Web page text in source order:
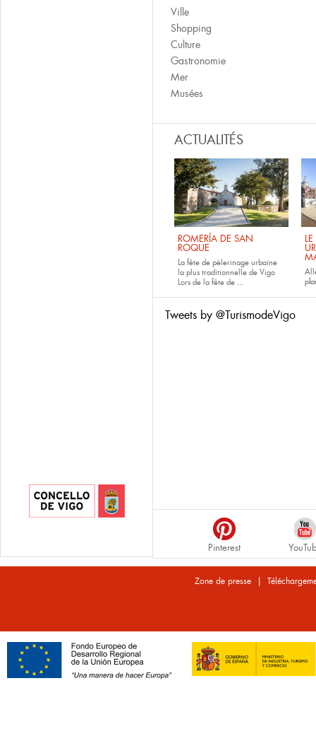
Ville
Shopping
Culture
Gastronomie
Mer
Musées
ACTUALITÉS
ROMERÍA DE SAN
ROQUE
La fête de pèlerinage urbaine
la plus traditionnelle de Vigo
Lors de la fête de ...
Tweets by @TurismodeVigo
Pinterest
Zone de presse |